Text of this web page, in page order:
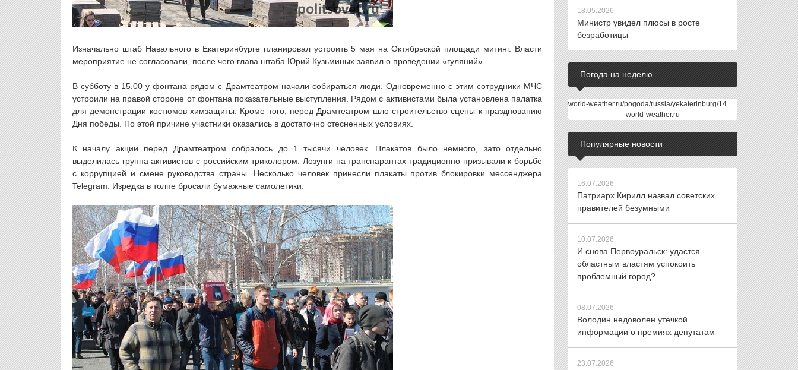
Изначально штаб Навального в Екатеринбурге планировал устроить 5 мая на Октябрьской площади митинг. Власти
мероприятие не согласовали, после чего глава штаба Юрий Кузьминых заявил о проведении «гуляний».
В субботу в 15.00 у фонтана рядом с Драмтеатром начали собираться люди. Одновременно с этим сотрудники МЧС
устроили на правой стороне от фонтана показательные выступления. Рядом с активистами была установлена палатка
для демонстрации костюмов химзащиты. Кроме того, перед Драмтеатром шло строительство сцены к празднованию
Дня победы. По этой причине участники оказались в достаточно стесненных условиях.
К началу акции перед Драмтеатром собралось до 1 тысячи человек. Плакатов было немного, зато отдельно
выделилась группа активистов с российским триколором. Лозунги на транспарантах традиционно призывали к борьбе
с коррупцией и смене руководства страны. Несколько человек принесли плакаты против блокировки мессенджера
Telegram. Изредка в толпе бросали бумажные самолетики.
18.05.2026
Министр увидел плюсы в росте
безработицы
Погода на неделю
world-weather.ru/pogoda/russia/yekaterinburg/14days/
world-weather.ru
Популярные новости
16.07.2026
Патриарх Кирилл назвал советских
правителей безумными
10.07.2026
И снова Первоуральск: удастся
областным властям успокоить
проблемный город?
08.07.2026
Володин недоволен утечкой
информации о премиях депутатам
23.07.2026